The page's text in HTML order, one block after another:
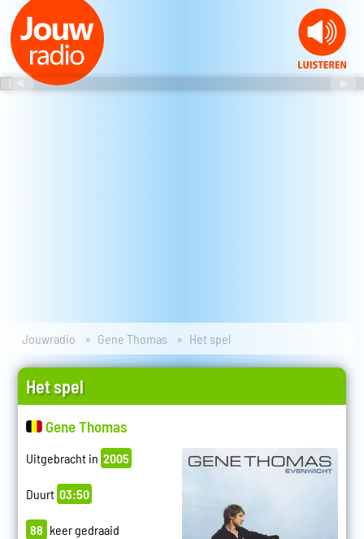
Jouwradio Gene Thomas Het spel
Het spel
Gene Thomas
Uitgebracht in 2005
Duurt 03:50
88 keer gedraaid